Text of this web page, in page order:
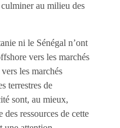
au milieu des
ni le Sénégal n’ont
vers les marchés
les marchés
terrestres de
sont, au mieux,
ressources de cette